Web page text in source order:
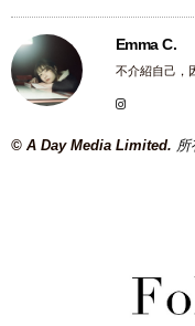
Emma C.
不介紹自己，
© A Day Media Limited. 所